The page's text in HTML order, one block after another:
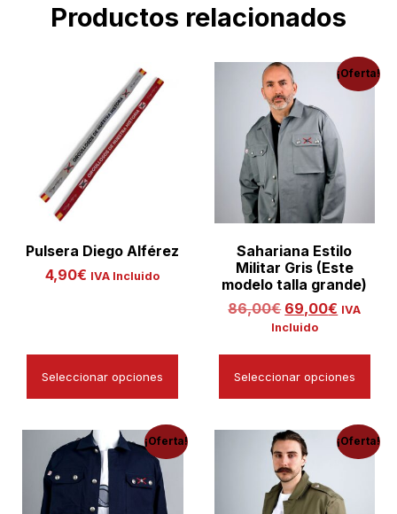
Productos relacionados
Pulsera Diego Alférez
4,90€ IVA Incluido
Seleccionar opciones
¡Oferta!
Sahariana Estilo
Militar Gris (Este
modelo talla grande)
86,00€ 69,00€ IVA
Incluido
Seleccionar opciones
¡Oferta! ¡Oferta!